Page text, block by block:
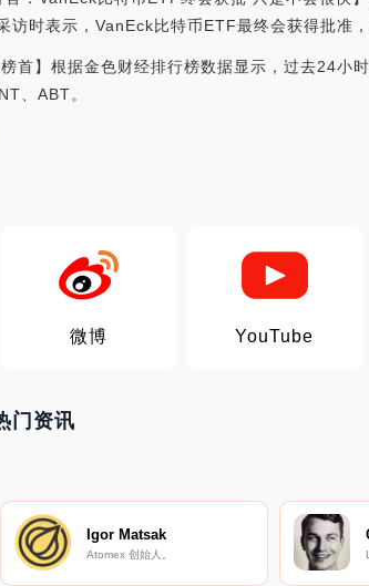
访时表示，VanEck比特币ETF最终会获得批准
首】根据金色财经排行榜数据显示，过去24小
、ABT。
微博 YouTube
资讯
Igor Matsak
Atomex 创始人。